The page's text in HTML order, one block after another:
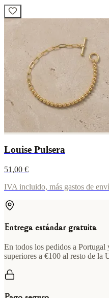
Louise Pulsera
51,00 €
IVA incluido, más gastos de
Entrega estándar gratuita
En todos los pedidos a
superiores a €100 al resto de la